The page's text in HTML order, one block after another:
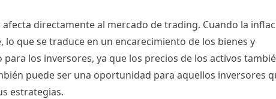
directamente al mercado de trading. Cuando la
que se traduce en un encarecimiento de los bienes y
los inversores, ya que los precios de los activos
puede ser una oportunidad para aquellos inversores
estrategias.